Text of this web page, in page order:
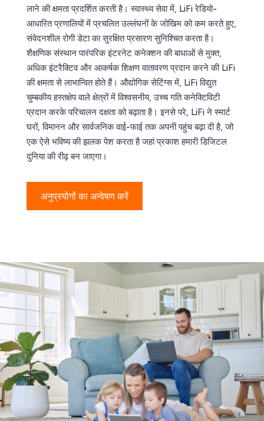
लाने की क्षमता प्रदर्शित करती है। स्वास्थ्य सेवा में, LiFi रेडियो-
आधारित प्रणालियों में प्रचलित उल्लंघनों के जोखिम को कम करते हुए,
संवेदनशील रोगी डेटा का सुरक्षित प्रसारण सुनिश्चित करता है।
शैक्षणिक संस्थान पारंपरिक इंटरनेट कनेक्शन की बाधाओं से मुक्त,
अधिक इंटरैक्टिव और आकर्षक शिक्षण वातावरण प्रदान करने की LiFi
की क्षमता से लाभान्वित होते हैं। औद्योगिक सेटिंग्स में, LiFi विद्युत
चुम्बकीय हस्तक्षेप वाले क्षेत्रों में विश्वसनीय, उच्च गति कनेक्टिविटी
प्रदान करके परिचालन दक्षता को बढ़ाता है। इनसे परे, LiFi ने स्मार्ट
घरों, विमानन और सार्वजनिक वाई-फाई तक अपनी पहुंच बढ़ा दी है, जो
एक ऐसे भविष्य की झलक पेश करता है जहां प्रकाश हमारी डिजिटल
दुनिया की रीढ़ बन जाएगा।
अनुप्रयोगों का अन्वेषण करें